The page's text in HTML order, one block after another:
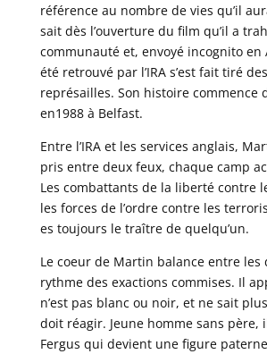
référence au nombre de vies qu’il
sait dès l’ouverture du film qu’il a
communauté et, envoyé incognito en
été retrouvé par l’IRA s’est fait tiré
représailles. Son histoire commence
en1988 à Belfast.
Entre l’IRA et les services anglais,
pris entre deux feux, chaque camp
Les combattants de la liberté contre
les forces de l’ordre contre les
es toujours le traître de quelqu’un.
Le coeur de Martin balance entre les
rythme des exactions commises. Il
n’est pas blanc ou noir, et ne sait
doit réagir. Jeune homme sans père,
Fergus qui devient une figure